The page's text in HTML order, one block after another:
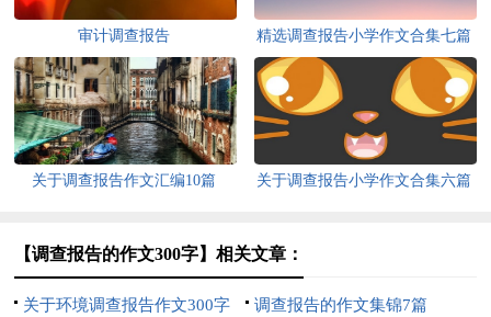
审计调查报告 精选调查报告小学作文合集七篇
关于调查报告作文汇编10篇 关于调查报告小学作文合集六篇
【调查报告的作文300字】相关文章：
关于环境调查报告作文300字 调查报告的作文集锦7篇